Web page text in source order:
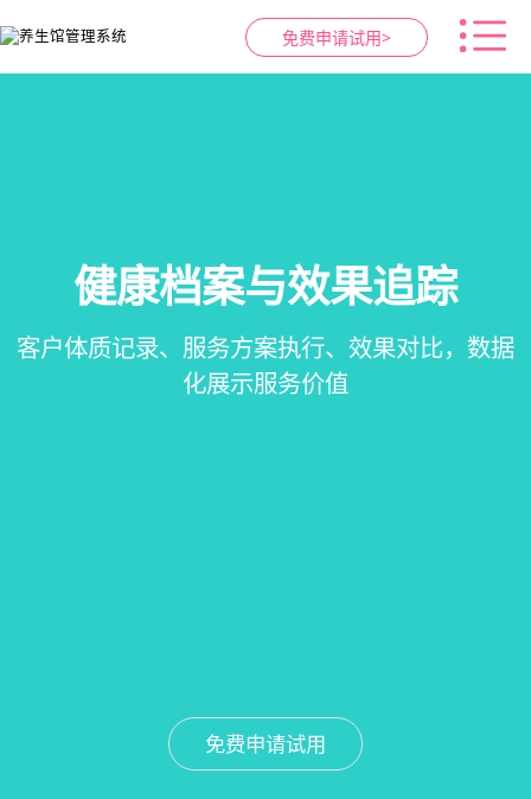
免费申请试用>
智慧养生馆管理系统
一站式解决养生馆预约、服务、会员、财务、营
销全流程数字化管理
免费申请试用
会员营销&锁客
会员积分、套餐定制、精准营销、客户关怀，提
升复购率与客单价
免费申请试用
预约与工位管理
在线预约、智能排班、技师调度、房间/床位状态
一目了然，提升资源利用率
免费申请试用
健康档案与效果追踪
客户体质记录、服务方案执行、效果对比，数据
化展示服务价值
免费申请试用